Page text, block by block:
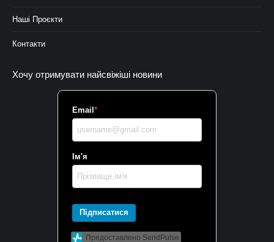
Наші Проєкти
Контакти
Хочу отримувати найсвіжіші новини
Email *
Ім'я
Підписатися
Предоставлено SendPulse